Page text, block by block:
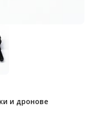
и дронове